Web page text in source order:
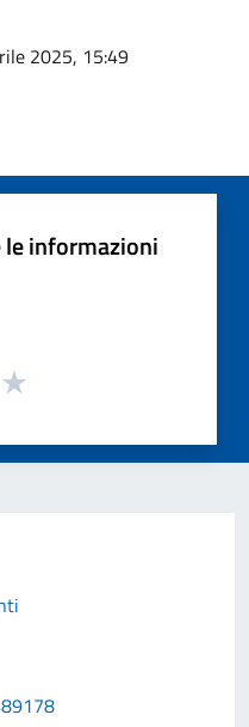
2025, 15:49
le informazioni